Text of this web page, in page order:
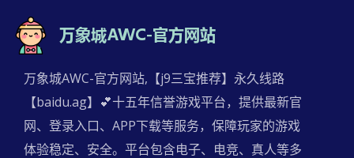
万象城AWC-官方网站,【j9三宝推荐】永久线路
【baidu.ag】💕十五年信誉游戏平台，提供最新官
网、登录入口、APP下载等服务，保障玩家的游戏
体验稳定、安全。平台包含电子、电竞、真人等多